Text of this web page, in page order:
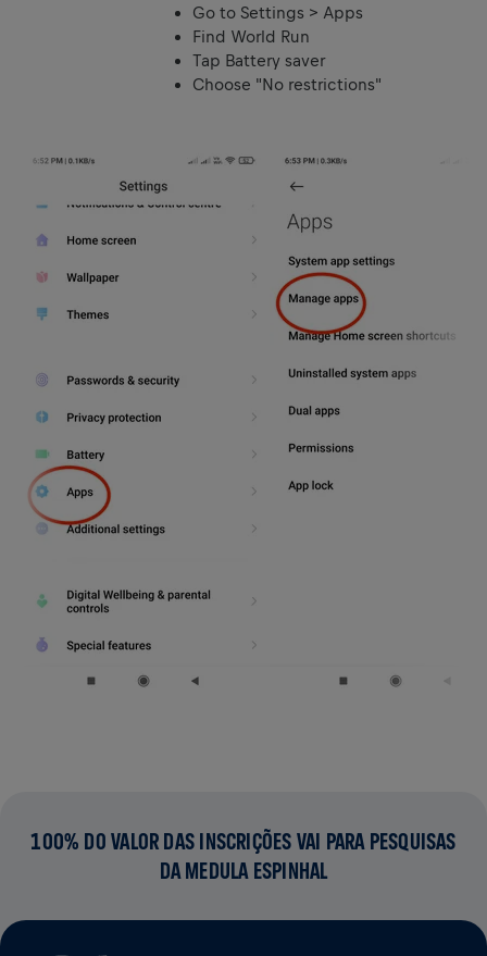
Go to Settings > Apps
Find World Run
Tap Battery saver
Choose "No restrictions"
100% DO VALOR DAS INSCRIÇÕES VAI PARA PESQUISAS
DA MEDULA ESPINHAL